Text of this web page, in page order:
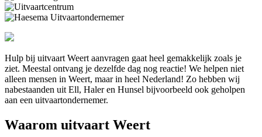
Hulp bij uitvaart Weert aanvragen gaat heel gemakkelijk zoals je
ziet. Meestal ontvang je dezelfde dag nog reactie! We helpen niet
alleen mensen in Weert, maar in heel Nederland! Zo hebben wij
nabestaanden uit Ell, Haler en Hunsel bijvoorbeeld ook geholpen
aan een uitvaartondernemer.
Waarom uitvaart Weert